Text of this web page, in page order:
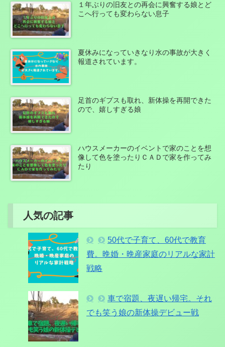
１年ぶりの旧友との再会に興奮する娘とど
こへ行っても変わらない息子
夏休みになっていきなり水の事故が大きく
報道されています。
足首のギプスも取れ、新体操を再開できた
ので、嬉しすぎる娘
ハウスメーカーのイベントで家のことを想
像して色を塗ったりＣＡＤで家を作ってみ
たり
人気の記事
50代で子育て、60代で教育
費。晩婚・晩産家庭のリアルな家計
戦略
車で宿題、夜遅い帰宅。それ
でも笑う娘の新体操デビュー戦